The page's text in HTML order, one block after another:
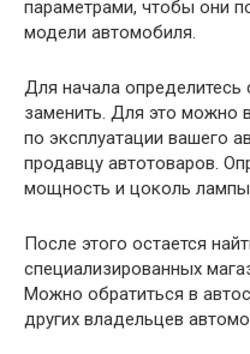
параметрами, чтобы они
модели автомобиля.
Для начала
заменить. Для это можно
по эксплуатации вашего
продавцу автотоваров.
мощность и цоколь
После этого остается
специализированных
Можно обратиться в
других владельцев